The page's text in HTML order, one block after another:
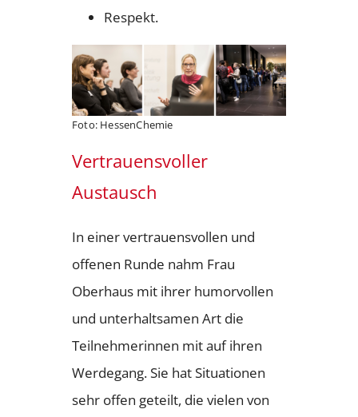
Respekt.
Foto: HessenChemie
Vertrauensvoller
Austausch
In einer vertrauensvollen und
offenen Runde nahm Frau
Oberhaus mit ihrer humorvollen
und unterhaltsamen Art die
Teilnehmerinnen mit auf ihren
Werdegang. Sie hat Situationen
sehr offen geteilt, die vielen von